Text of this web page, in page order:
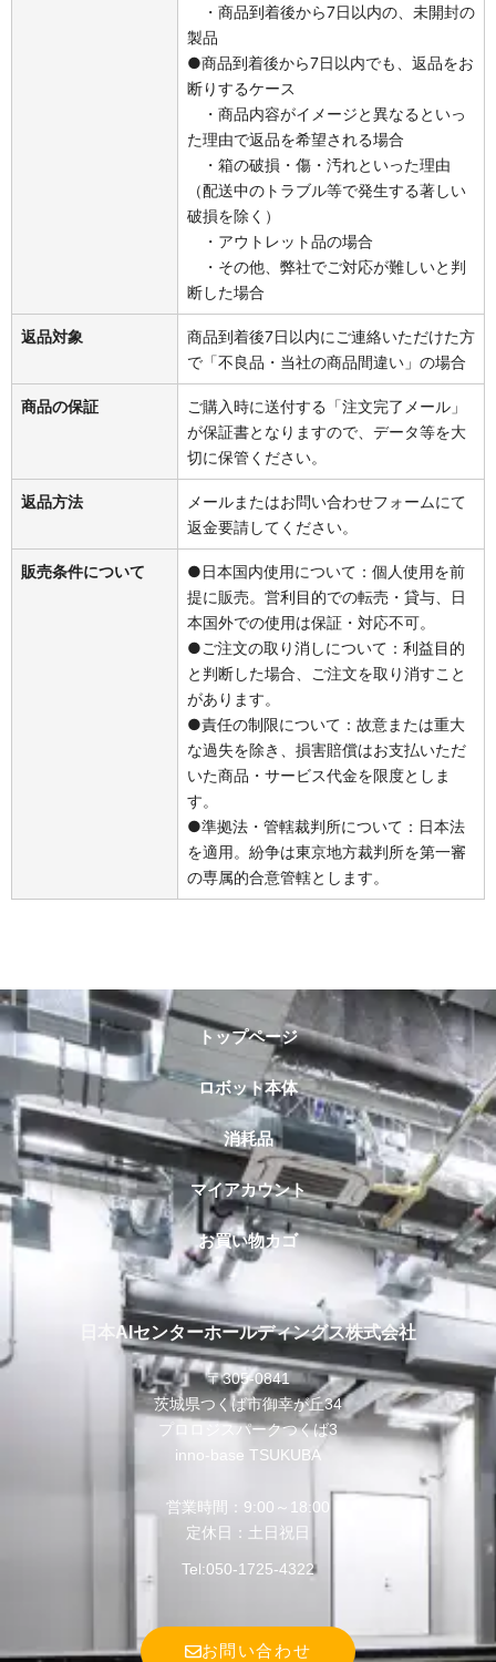
・商品到着後から7日以内の、未開封の
製品
●商品到着後から7日以内でも、返品をお
断りするケース
・商品内容がイメージと異なるといっ
た理由で返品を希望される場合
・箱の破損・傷・汚れといった理由
（配送中のトラブル等で発生する著しい
破損を除く）
・アウトレット品の場合
・その他、弊社でご対応が難しいと判
断した場合
返品対象
商品到着後7日以内にご連絡いただけた方
で「不良品・当社の商品間違い」の場合
商品の保証
ご購入時に送付する「注文完了メール」
が保証書となりますので、データ等を大
切に保管ください。
返品方法
メールまたはお問い合わせフォームにて
返金要請してください。
販売条件について
●日本国内使用について：個人使用を前
提に販売。営利目的での転売・貸与、日
本国外での使用は保証・対応不可。
●ご注文の取り消しについて：利益目的
と判断した場合、ご注文を取り消すこと
があります。
●責任の制限について：故意または重大
な過失を除き、損害賠償はお支払いただ
いた商品・サービス代金を限度としま
す。
●準拠法・管轄裁判所について：日本法
を適用。紛争は東京地方裁判所を第一審
の専属的合意管轄とします。
トップページ
ロボット本体
消耗品
マイアカウント
お買い物カゴ
日本AIセンターホールディングス株式会社
〒305-0841
茨城県つくば市御幸が丘34
プロロジスパークつくば3
inno-base TSUKUBA
営業時間：9:00～18:00
定休日：土日祝日
Tel:050-1725-4322
お問い合わせ